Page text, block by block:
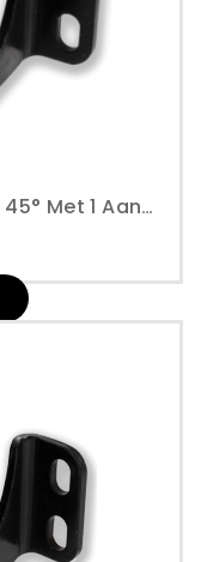
Dia. 16,5 - 1 X 1/2" - Muurplaat 45° Met 1 Aansluiting - Transair